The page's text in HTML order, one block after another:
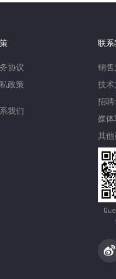
协议
政策
我们
联
销
技
招
媒
其